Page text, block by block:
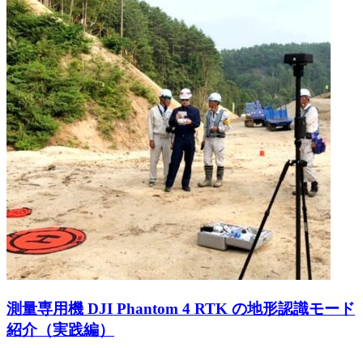
測量専用機 DJI Phantom 4 RTK の地形認識モード
紹介（実践編）